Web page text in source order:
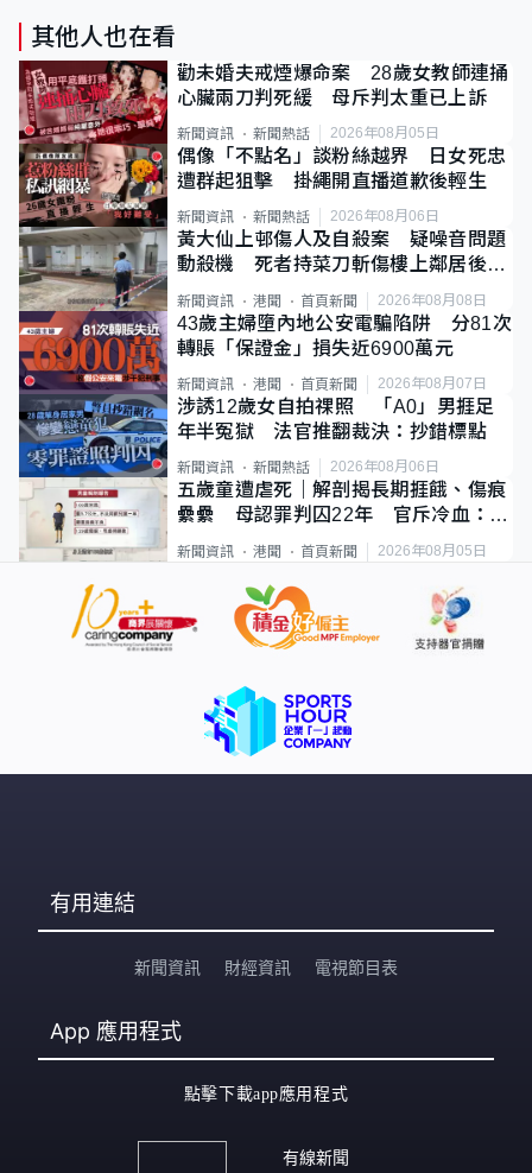
其他人也在看
勸未婚夫戒煙爆命案 28歲女教師連捅
心臟兩刀判死緩 母斥判太重已上訴
新聞資訊 新聞熱話 2026年08月05日
偶像「不點名」談粉絲越界 日女死忠
遭群起狙擊 掛繩開直播道歉後輕生
新聞資訊 新聞熱話 2026年08月06日
黃大仙上邨傷人及自殺案 疑噪音問題
動殺機 死者持菜刀斬傷樓上鄰居後墮
新聞資訊 港聞 首頁新聞 2026年08月08日
43歲主婦墮內地公安電騙陷阱 分81次
轉賬「保證金」損失近6900萬元
新聞資訊 港聞 首頁新聞 2026年08月07日
涉誘12歲女自拍祼照 「A0」男捱足
年半冤獄 法官推翻裁決：抄錯標點
新聞資訊 新聞熱話 2026年08月06日
五歲童遭虐死｜解剖揭長期捱餓、傷痕
纍纍 母認罪判囚22年 官斥冷血：同
類案最惡劣
新聞資訊 港聞 首頁新聞 2026年08月05日
有用連結
新聞資訊 財經資訊 電視節目表
App 應用程式
點擊下載app應用程式
有線新聞